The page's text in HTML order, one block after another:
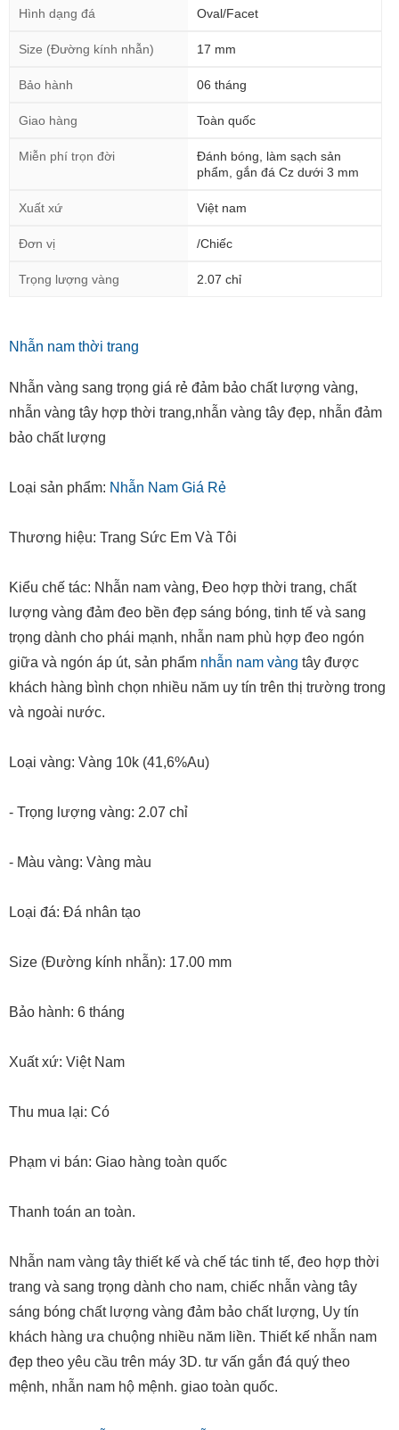
Hình dạng đá Oval/Facet
Size (Đường kính nhẫn) 17 mm
Bảo hành 06 tháng
Giao hàng Toàn quốc
Miễn phí trọn đời
Đánh bóng, làm sạch sản
phẩm, gắn đá Cz dưới 3 mm
Xuất xứ Việt nam
Đơn vị /Chiếc
Trọng lượng vàng 2.07 chỉ
Nhẫn nam thời trang
Nhẫn vàng sang trọng giá rẻ đảm bảo chất lượng vàng,
nhẫn vàng tây hợp thời trang,nhẫn vàng tây đẹp, nhẫn đảm
bảo chất lượng
Loại sản phẩm: Nhẫn Nam Giá Rẻ
Thương hiệu: Trang Sức Em Và Tôi
Kiểu chế tác: Nhẫn nam vàng, Đeo hợp thời trang, chất
lượng vàng đảm đeo bền đẹp sáng bóng, tinh tế và sang
trọng dành cho phái mạnh, nhẫn nam phù hợp đeo ngón
giữa và ngón áp út, sản phẩm nhẫn nam vàng tây được
khách hàng bình chọn nhiều năm uy tín trên thị trường trong
và ngoài nước.
Loại vàng: Vàng 10k (41,6%Au)
- Trọng lượng vàng: 2.07 chỉ
- Màu vàng: Vàng màu
Loại đá: Đá nhân tạo
Size (Đường kính nhẫn): 17.00 mm
Bảo hành: 6 tháng
Xuất xứ: Việt Nam
Thu mua lại: Có
Phạm vi bán: Giao hàng toàn quốc
Thanh toán an toàn.
Nhẫn nam vàng tây thiết kế và chế tác tinh tế, đeo hợp thời
trang và sang trọng dành cho nam, chiếc nhẫn vàng tây
sáng bóng chất lượng vàng đảm bảo chất lượng, Uy tín
khách hàng ưa chuộng nhiều năm liền. Thiết kế nhẫn nam
đẹp theo yêu cầu trên máy 3D. tư vấn gắn đá quý theo
mệnh, nhẫn nam hộ mệnh. giao toàn quốc.